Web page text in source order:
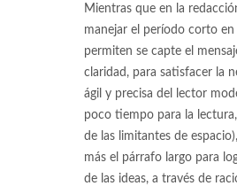
Mientras que en la
manejar el período corto
permiten se capte el
claridad, para satisfacer la
ágil y precisa del lector
poco tiempo para la
de las limitantes de
más el párrafo largo para
de las ideas, a través de